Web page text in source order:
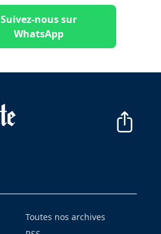
Suivez-nous sur
WhatsApp
Toutes nos archives